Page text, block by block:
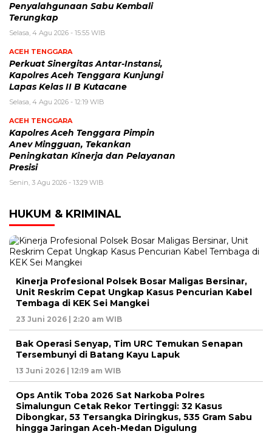
Penyalahgunaan Sabu Kembali
Terungkap
Selasa, 4 Agu 2026 - 15:55 WIB
ACEH TENGGARA
Perkuat Sinergitas Antar-Instansi,
Kapolres Aceh Tenggara Kunjungi
Lapas Kelas II B Kutacane
Selasa, 4 Agu 2026 - 12:19 WIB
ACEH TENGGARA
Kapolres Aceh Tenggara Pimpin
Anev Mingguan, Tekankan
Peningkatan Kinerja dan Pelayanan
Presisi
Senin, 3 Agu 2026 - 13:29 WIB
HUKUM & KRIMINAL
Kinerja Profesional Polsek Bosar Maligas Bersinar,
Unit Reskrim Cepat Ungkap Kasus Pencurian Kabel
Tembaga di KEK Sei Mangkei
23 Juni 2026 | 2:20 am WIB
Bak Operasi Senyap, Tim URC Temukan Senapan
Tersembunyi di Batang Kayu Lapuk
13 Juni 2026 | 12:19 am WIB
Ops Antik Toba 2026 Sat Narkoba Polres
Simalungun Cetak Rekor Tertinggi: 32 Kasus
Dibongkar, 53 Tersangka Diringkus, 535 Gram Sabu
hingga Jaringan Aceh-Medan Digulung